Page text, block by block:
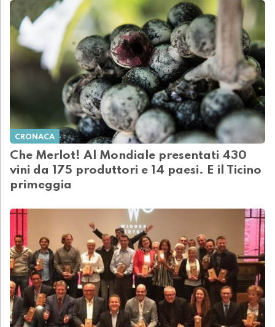
CRONACA
Che Merlot! Al Mondiale presentati 430
vini da 175 produttori e 14 paesi. E il Ticino
primeggia